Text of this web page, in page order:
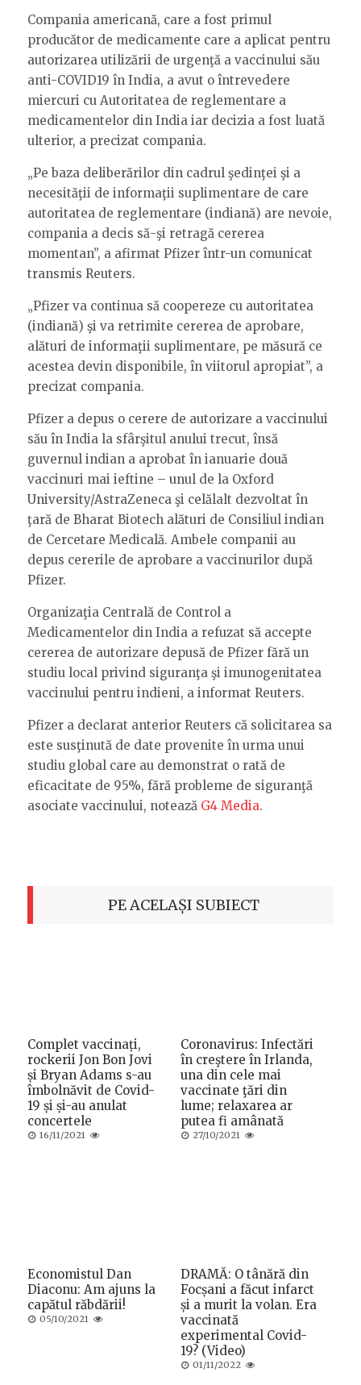
Compania americană, care a fost primul
producător de medicamente care a aplicat pentru
autorizarea utilizării de urgenţă a vaccinului său
anti-COVID19 în India, a avut o întrevedere
miercuri cu Autoritatea de reglementare a
medicamentelor din India iar decizia a fost luată
ulterior, a precizat compania.
„Pe baza deliberărilor din cadrul şedinţei şi a
necesităţii de informaţii suplimentare de care
autoritatea de reglementare (indiană) are nevoie,
compania a decis să-şi retragă cererea
momentan”, a afirmat Pfizer într-un comunicat
transmis Reuters.
„Pfizer va continua să coopereze cu autoritatea
(indiană) şi va retrimite cererea de aprobare,
alături de informaţii suplimentare, pe măsură ce
acestea devin disponibile, în viitorul apropiat”, a
precizat compania.
Pfizer a depus o cerere de autorizare a vaccinului
său în India la sfârşitul anului trecut, însă
guvernul indian a aprobat în ianuarie două
vaccinuri mai ieftine – unul de la Oxford
University/AstraZeneca şi celălalt dezvoltat în
ţară de Bharat Biotech alături de Consiliul indian
de Cercetare Medicală. Ambele companii au
depus cererile de aprobare a vaccinurilor după
Pfizer.
Organizaţia Centrală de Control a
Medicamentelor din India a refuzat să accepte
cererea de autorizare depusă de Pfizer fără un
studiu local privind siguranţa şi imunogenitatea
vaccinului pentru indieni, a informat Reuters.
Pfizer a declarat anterior Reuters că solicitarea sa
este susţinută de date provenite în urma unui
studiu global care au demonstrat o rată de
eficacitate de 95%, fără probleme de siguranţă
asociate vaccinului, notează G4 Media.
PE ACELAȘI SUBIECT
Complet vaccinați,
rockerii Jon Bon Jovi
și Bryan Adams s-au
îmbolnăvit de Covid-
19 și și-au anulat
concertele
Posted
16/11/2021
Coronavirus: Infectări
în creştere în Irlanda,
una din cele mai
vaccinate ţări din
lume; relaxarea ar
putea fi amânată
Posted
27/10/2021
Economistul Dan
Diaconu: Am ajuns la
capătul răbdării!
Posted
05/10/2021
DRAMĂ: O tânără din
Focșani a făcut infarct
și a murit la volan. Era
vaccinată
experimental Covid-
19? (Video)
Posted
01/11/2022